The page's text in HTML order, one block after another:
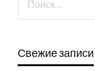
Свежие записи